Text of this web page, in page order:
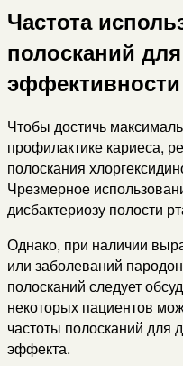
Частота
полосканий
эффективности
Чтобы достичь
профилактике кариеса,
полоскания
Чрезмерное
дисбактериозу полости
Однако, при наличии
или заболеваний
полосканий следует
некоторых пациентов
частоты полосканий для
эффекта.